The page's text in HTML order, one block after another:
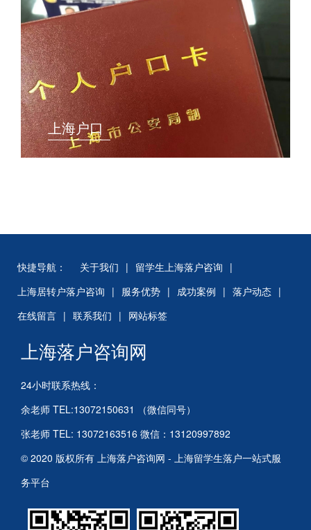
上海户口
快捷导航： 关于我们 | 留学生上海落户咨询 |
上海居转户落户咨询 | 服务优势 | 成功案例 | 落户动态 |
在线留言 | 联系我们 | 网站标签
上海落户咨询网
24小时联系热线：
余老师 TEL:13072150631 （微信同号）
张老师 TEL: 13072163516 微信：13120997892
© 2020 版权所有 上海落户咨询网 - 上海留学生落户一站式服
务平台